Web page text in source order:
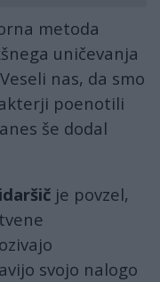
metoda
uničevanja
nas, da smo
poenotili
še dodal
je povzel,
svojo nalogo